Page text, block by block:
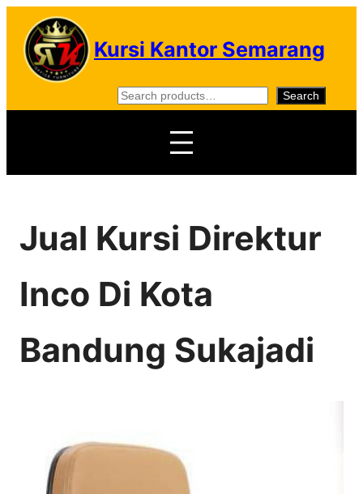
Skip
content
Kursi Kantor Semarang
S
e
c
Search
Jual Kursi Direktur
Inco Di Kota
Bandung Sukajadi